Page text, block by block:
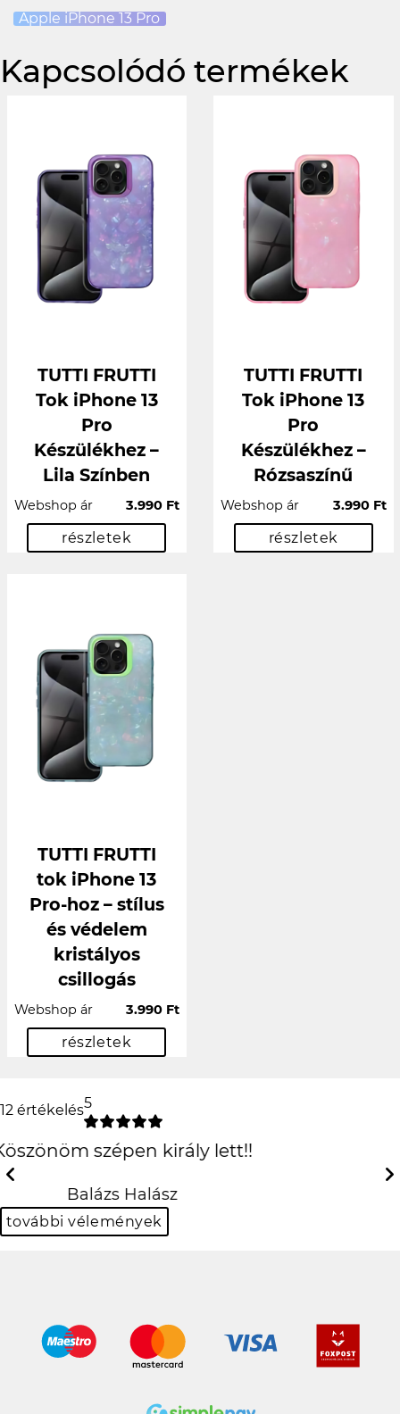
Apple iPhone 13 Pro
Kapcsolódó termékek
TUTTI FRUTTI
Tok iPhone 13
Pro
Készülékhez –
Lila Színben
Webshop ár 3.990 Ft
részletek
TUTTI FRUTTI
Tok iPhone 13
Pro
Készülékhez –
Rózsaszínű
Webshop ár 3.990 Ft
részletek
TUTTI FRUTTI
tok iPhone 13
Pro-hoz – stílus
és védelem
kristályos
csillogás
Webshop ár 3.990 Ft
részletek
12 értékelés5
Csak is az iPhone!
Hanna Fehér
Previous
további vélemények